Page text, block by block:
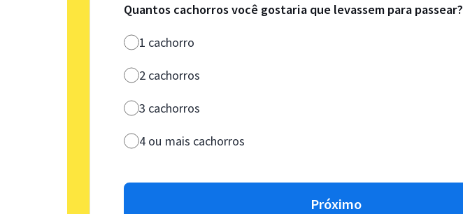
Quantos cachorros você gostaria que levassem para passear?
1 cachorro
2 cachorros
3 cachorros
4 ou mais cachorros
Próximo